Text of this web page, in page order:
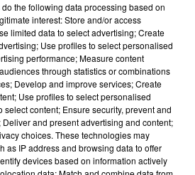
- 02/07/24
do the following data processing based on
interest: Store and/or access
limited data to select advertising; Create
Use profiles to select personalised
performance; Measure content
through statistics or combinations
Develop and improve services; Create
Use profiles to select personalised
select content; Ensure security, prevent and
and present advertising and content;
choices. These technologies may
as IP address and browsing data to offer
devices based on information actively